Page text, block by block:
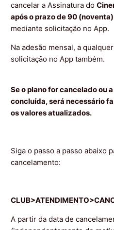
cancelar a Assinatura do
após o prazo de 90
mediante solicitação no App.
Na adesão mensal, a
solicitação no App também.
Se o plano for cancelado ou
concluída, será necessário
os valores atualizados.
Siga o passo a passo abaixo
cancelamento:
A partir da data de